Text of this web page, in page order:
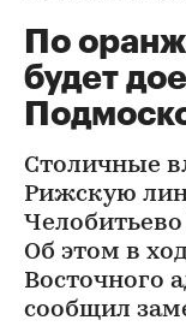
По
будет
Столичные
Рижскую
Об этом в
Восточного
сообщил